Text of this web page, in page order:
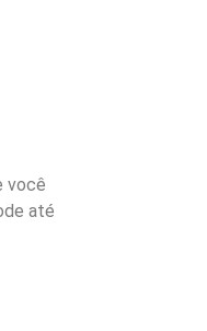
você
até